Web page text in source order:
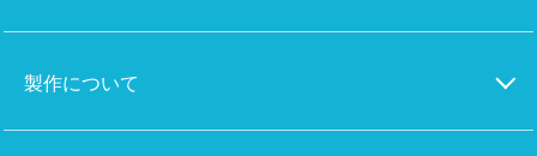
製作について